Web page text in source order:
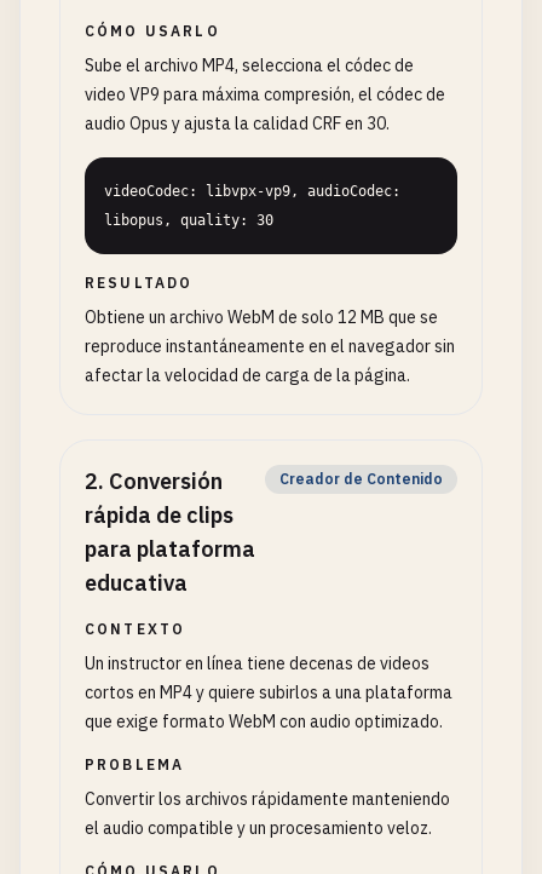
CÓMO USARLO
Sube el archivo MP4, selecciona el códec de
video VP9 para máxima compresión, el códec de
audio Opus y ajusta la calidad CRF en 30.
videoCodec: libvpx-vp9, audioCodec:
libopus, quality: 30
RESULTADO
Obtiene un archivo WebM de solo 12 MB que se
reproduce instantáneamente en el navegador sin
afectar la velocidad de carga de la página.
2. Conversión
rápida de clips
para plataforma
educativa
Creador de Contenido
CONTEXTO
Un instructor en línea tiene decenas de videos
cortos en MP4 y quiere subirlos a una plataforma
que exige formato WebM con audio optimizado.
PROBLEMA
Convertir los archivos rápidamente manteniendo
el audio compatible y un procesamiento veloz.